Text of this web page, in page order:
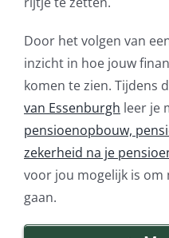
Door het volgen van
inzicht in hoe jouw
komen te zien. Tijdens
van Essenburgh leer je
pensioenopbouw,
zekerheid na je
voor jou mogelijk is
gaan.